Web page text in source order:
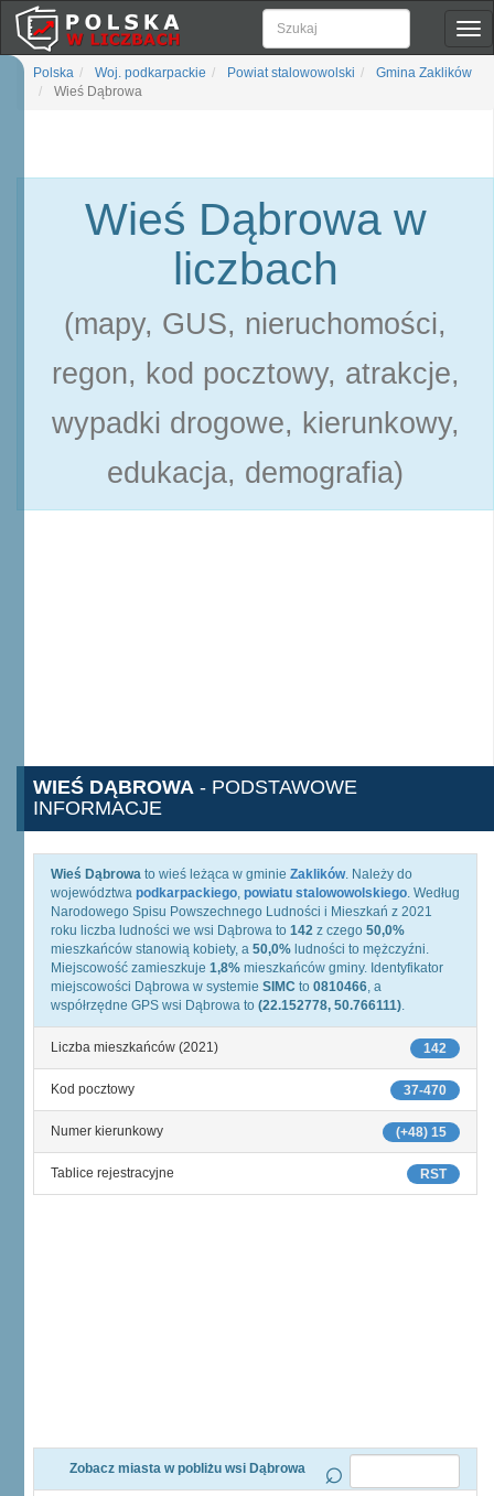
Polska Woj. podkarpackie Powiat stalowowolski
Gmina Zaklików
Wieś Dąbrowa
Wieś Dąbrowa w
liczbach
(mapy, GUS, nieruchomości,
regon, kod pocztowy, atrakcje,
wypadki drogowe, kierunkowy,
edukacja, demografia)
WIEŚ DĄBROWA - PODSTAWOWE
INFORMACJE
Wieś Dąbrowa to wieś leżąca w gminie Zaklików. Należy do
województwa podkarpackiego, powiatu stalowowolskiego. Według
Narodowego Spisu Powszechnego Ludności i Mieszkań z 2021
roku liczba ludności we wsi Dąbrowa to 142 z czego 50,0%
mieszkańców stanowią kobiety, a 50,0% ludności to mężczyźni.
Miejscowość zamieszkuje 1,8% mieszkańców gminy. Identyfikator
miejscowości Dąbrowa w systemie SIMC to 0810466, a
współrzędne GPS wsi Dąbrowa to (22.152778, 50.766111).
142
Liczba mieszkańców (2021)
37-470
Kod pocztowy
(+48) 15
Numer kierunkowy
RST
Tablice rejestracyjne
Zobacz miasta w pobliżu wsi Dąbrowa